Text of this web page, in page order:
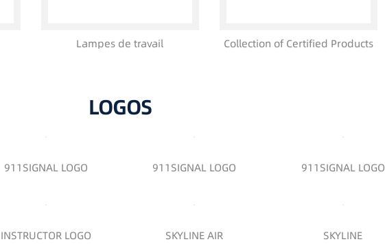
Lampes de travail Collection of Certified Products
LOGOS
911SIGNAL LOGO 911SIGNAL LOGO 911SIGNAL LOGO
INSTRUCTOR LOGO SKYLINE AIR SKYLINE